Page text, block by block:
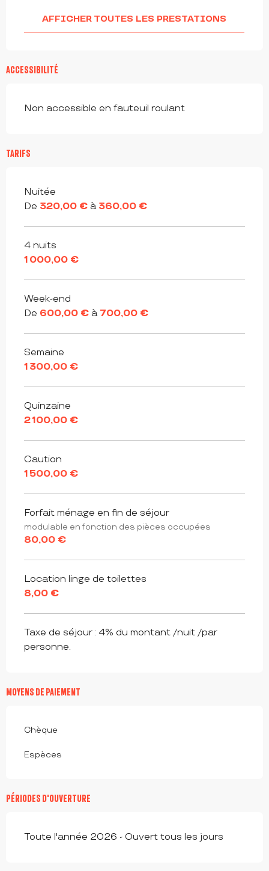
AFFICHER TOUTES LES PRESTATIONS
ACCESSIBILITÉ
Non accessible en fauteuil roulant
TARIFS
Tarifs 2026
Nuitée
De 320,00 € à 360,00 €
4 nuits
1 000,00 €
Week-end
De 600,00 € à 700,00 €
Semaine
1 300,00 €
Quinzaine
2 100,00 €
Caution
1 500,00 €
Forfait ménage en fin de séjour
modulable en fonction des pièces occupées
80,00 €
Location linge de toilettes
8,00 €
Taxe de séjour : 4% du montant /nuit /par
personne.
MOYENS DE PAIEMENT
Chèque
Espèces
PÉRIODES D'OUVERTURE
Toute l'année 2026 - Ouvert tous les jours